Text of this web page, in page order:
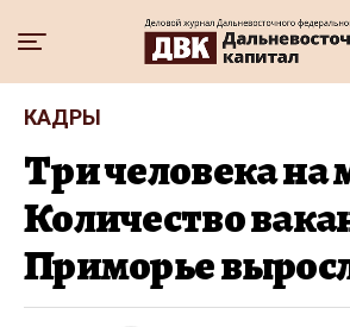
КАДРЫ
Три человека на
Количество
Приморье